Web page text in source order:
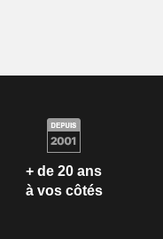
+ de 20 ans
à vos côtés